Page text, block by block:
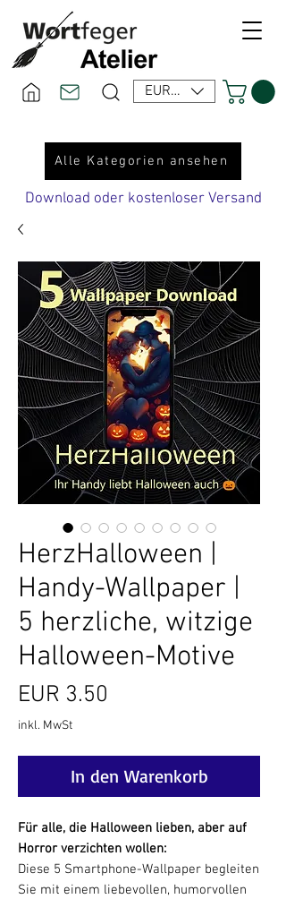
EUR (€)
Alle Kategorien ansehen
Download oder kostenloser Versand
HerzHalloween |
Handy-Wallpaper |
5 herzliche, witzige
Halloween-Motive
EUR 3.50
inkl. MwSt
In den Warenkorb
Für alle, die Halloween lieben, aber auf
Horror verzichten wollen:
Diese 5 Smartphone-Wallpaper begleiten
Sie mit einem liebevollen, humorvollen